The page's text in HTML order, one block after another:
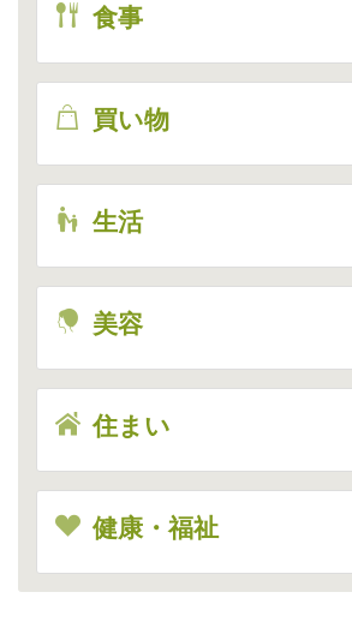
eat
食事
shopping
買い物
live
生活
beauty
美容
house
住まい
health
健康・福祉